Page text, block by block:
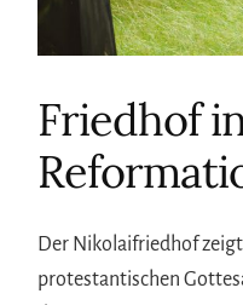
Friedhof
Der Nikolaifriedhof
protestantischen